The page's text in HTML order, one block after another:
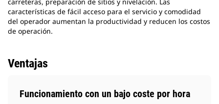
carreteras, preparación de sitios y nivelación. Las
características de fácil acceso para el servicio y comodidad
del operador aumentan la productividad y reducen los costos
de operación.
Ventajas
Funcionamiento con un bajo coste por hora